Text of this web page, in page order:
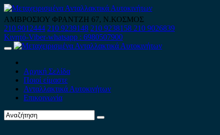
Skip
to
content
ΑΜΒΡΟΣΙΟΥ ΦΡΑΝΤΖΗ 67, Ν.ΚΟΣΜΟΣ
210 9012444 210 9239148 210 9238158 210 9026839
Κινητό-Viber-whatsapp : 6980507900
Primary
Αρχική Σελίδα
Ποιοί είμαστε
Ανταλλακτικά Αυτοκινήτων
Επικοινωνία